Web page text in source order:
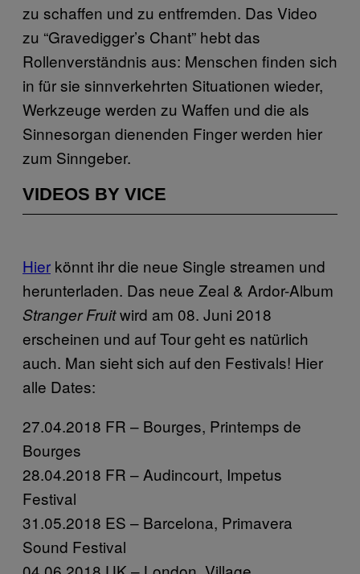
zu schaffen und zu entfremden. Das Video
zu “Gravedigger’s Chant” hebt das
Rollenverständnis aus: Menschen finden sich
in für sie sinnverkehrten Situationen wieder,
Werkzeuge werden zu Waffen und die als
Sinnesorgan dienenden Finger werden hier
zum Sinngeber.
VIDEOS BY VICE
Hier könnt ihr die neue Single streamen und
herunterladen. Das neue Zeal & Ardor-Album
Stranger Fruitwird am 08. Juni 2018
erscheinen und auf Tour geht es natürlich
auch. Man sieht sich auf den Festivals! Hier
alle Dates:
27.04.2018 FR – Bourges, Printemps de
Bourges
28.04.2018 FR – Audincourt, Impetus
Festival
31.05.2018 ES – Barcelona, Primavera
Sound Festival